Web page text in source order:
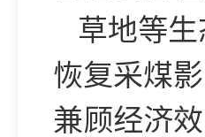
草地等
恢复采煤
兼顾经济